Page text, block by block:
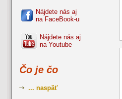
Nájdete nás aj
na FaceBook-u
Nájdete nás aj
na Youtube
Čo je čo
... naspäť